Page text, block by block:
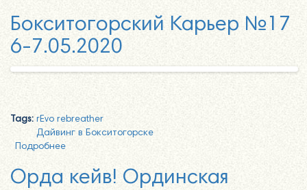
Бокситогорский Карьер №17
6-7.05.2020
Tags: rEvo rebreather
Дайвинг в Бокситогорске
Подробнее
Орда кейв! Ординская